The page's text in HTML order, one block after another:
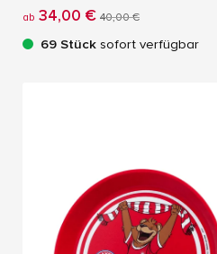
ab 34,00 € 40,00 €
69 Stück sofort verfügbar